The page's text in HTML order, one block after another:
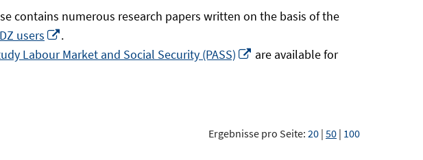
öffnen
contains numerous research papers written on the basis of the
users
In
neuem
.
Labour Market and Social Security (PASS)
In
are available for
Ergebnisse pro Seite: 20 | 50 | 100